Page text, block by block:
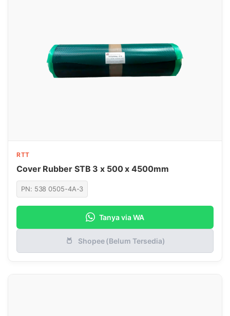
RTT
Cover Rubber STB 3 x 500 x 4500mm
PN: 538 0505-4A-3
Tanya via WA
Shopee (Belum Tersedia)